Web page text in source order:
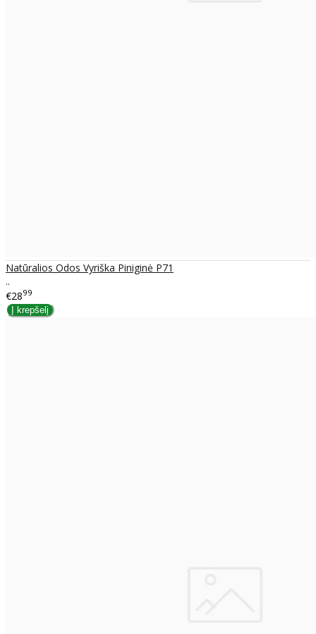
Natūralios Odos Vyriška Piniginė P71
..
€2899